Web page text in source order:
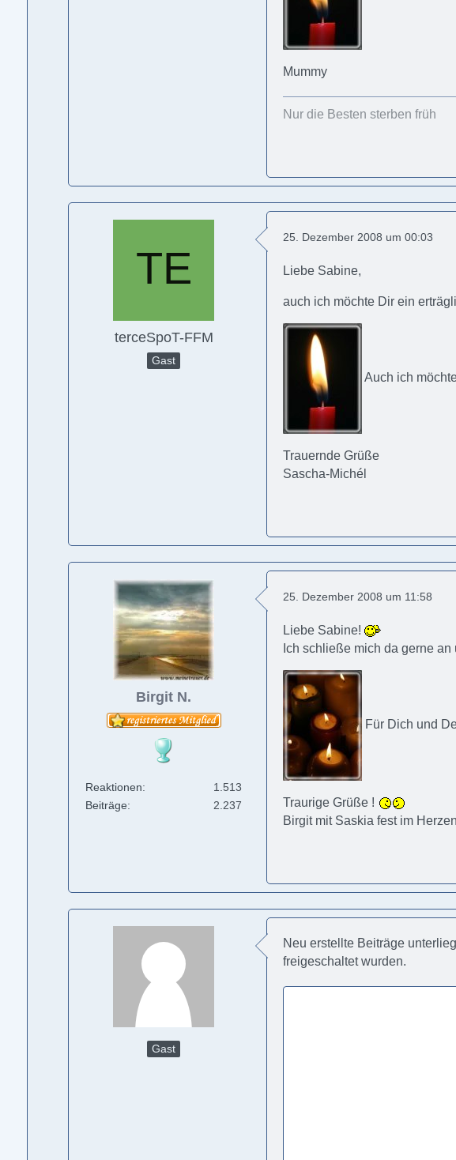
Mummy
Nur die Besten sterben früh
terceSpoT-FFM
Gast
25. Dezember 2008 um 00:03
Liebe Sabine,
auch ich möchte Dir ein
Auch ich
Trauernde Grüße
Sascha-Michél
Birgit N.
Reaktionen
1.513
Beiträge
2.237
25. Dezember 2008 um 11:58
Liebe Sabine!
Ich schließe mich da gerne
Für Dich und
Traurige Grüße !
Birgit mit Saskia fest im Herzen
Gast
Neu erstellte Beiträge
freigeschaltet wurden.